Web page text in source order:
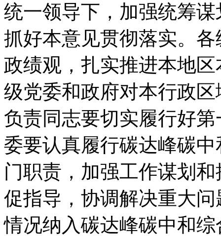
统一领导下，加强统筹
抓好本意见贯彻落实。
政绩观，扎实推进本地
级党委和政府对本行政
负责同志要切实履行好
委要认真履行碳达峰碳
门职责，加强工作谋划
促指导，协调解决重大
情况纳入碳达峰碳中和